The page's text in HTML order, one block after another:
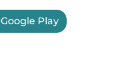
Google Play